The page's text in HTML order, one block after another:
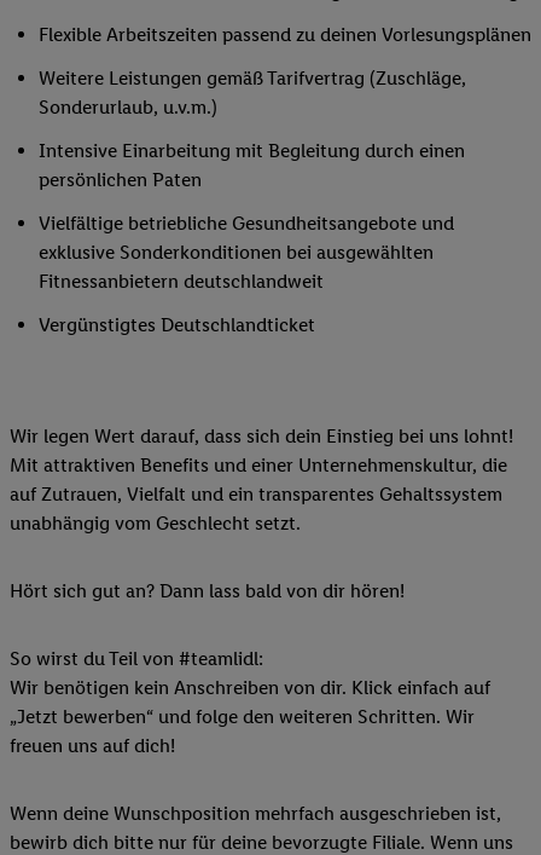
Flexible Arbeitszeiten passend zu deinen Vorlesungsplänen
Weitere Leistungen gemäß Tarifvertrag (Zuschläge,
Sonderurlaub, u.v.m.)
Intensive Einarbeitung mit Begleitung durch einen
persönlichen Paten
Vielfältige betriebliche Gesundheitsangebote und
exklusive Sonderkonditionen bei ausgewählten
Fitnessanbietern deutschlandweit
Vergünstigtes Deutschlandticket
Wir legen Wert darauf, dass sich dein Einstieg bei uns lohnt!
Mit attraktiven Benefits und einer Unternehmenskultur, die
auf Zutrauen, Vielfalt und ein transparentes Gehaltssystem
unabhängig vom Geschlecht setzt.
Hört sich gut an? Dann lass bald von dir hören!
So wirst du Teil von #teamlidl:
Wir benötigen kein Anschreiben von dir. Klick einfach auf
„Jetzt bewerben“ und folge den weiteren Schritten. Wir
freuen uns auf dich!
Wenn deine Wunschposition mehrfach ausgeschrieben ist,
bewirb dich bitte nur für deine bevorzugte Filiale. Wenn uns